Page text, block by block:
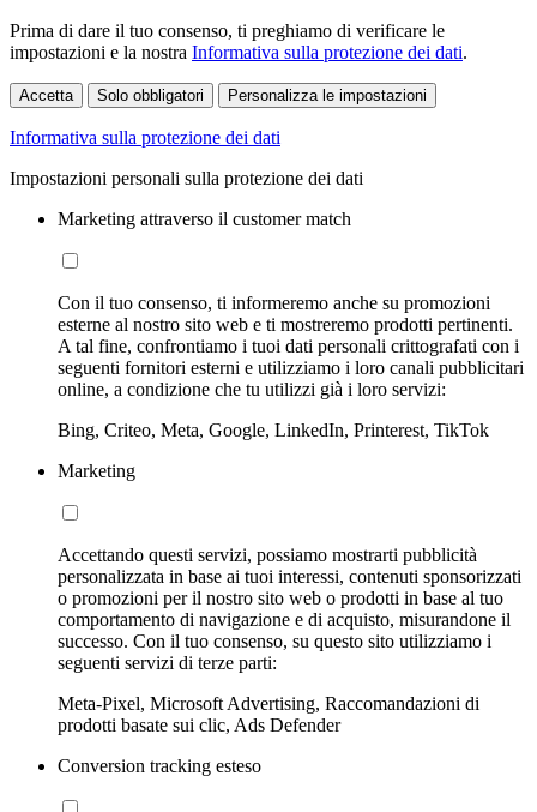
Prima di dare il tuo consenso, ti preghiamo di verificare le
impostazioni e la nostra Informativa sulla protezione dei dati.
Accetta Solo obbligatori Personalizza le impostazioni
Informativa sulla protezione dei dati
Impostazioni personali sulla protezione dei dati
Marketing attraverso il customer match
Con il tuo consenso, ti informeremo anche su promozioni
esterne al nostro sito web e ti mostreremo prodotti pertinenti.
A tal fine, confrontiamo i tuoi dati personali crittografati con i
seguenti fornitori esterni e utilizziamo i loro canali pubblicitari
online, a condizione che tu utilizzi già i loro servizi:
Bing, Criteo, Meta, Google, LinkedIn, Printerest, TikTok
Marketing
Accettando questi servizi, possiamo mostrarti pubblicità
personalizzata in base ai tuoi interessi, contenuti sponsorizzati
o promozioni per il nostro sito web o prodotti in base al tuo
comportamento di navigazione e di acquisto, misurandone il
successo. Con il tuo consenso, su questo sito utilizziamo i
seguenti servizi di terze parti:
Meta-Pixel, Microsoft Advertising, Raccomandazioni di
prodotti basate sui clic, Ads Defender
Conversion tracking esteso